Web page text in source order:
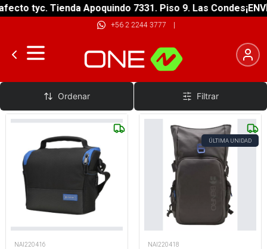
tyc. Tienda Apoquindo 7331. Piso 9. Las Condes
+56 2 2244 3777 |
Bolsos Fotográficos
Ordenar Filtrar
NAI220416
ÚLTIMA UNIDAD
NAI220418